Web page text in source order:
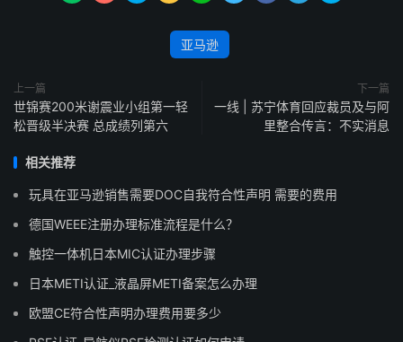
亚马逊
上一篇
世锦赛200米谢震业小组第一轻
松晋级半决赛 总成绩列第六
下一篇
一线 | 苏宁体育回应裁员及与阿
里整合传言：不实消息
相关推荐
玩具在亚马逊销售需要DOC自我符合性声明 需要的费用
德国WEEE注册办理标准流程是什么？
触控一体机日本MIC认证办理步骤
日本METI认证_液晶屏METI备案怎么办理
欧盟CE符合性声明办理费用要多少